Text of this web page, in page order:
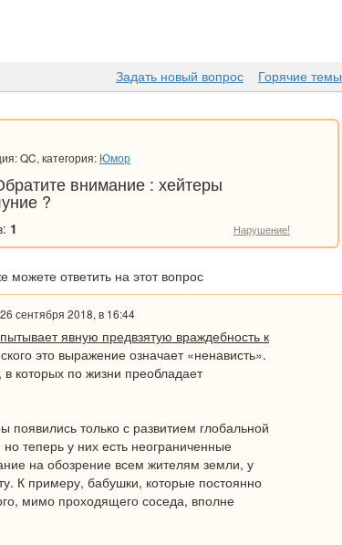
Задать новый вопрос Горячие темы
QC, категория: Юмор
внимание : хейтеры
?
1 Нарушение!
можете ответить на этот вопрос
26 сентября 2018, в 16:44
явную предвзятую враждебность к
это выражение означает «ненависть».
которых по жизни преобладает
появились только с развитием глобальной
теперь у них есть неограниченные
на обозрение всем жителям земли, у
К примеру, бабушки, которые постоянно
мимо проходящего соседа, вполне